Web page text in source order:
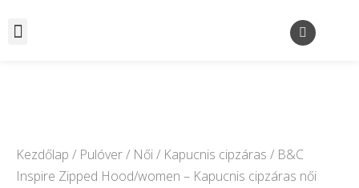
Kezdőlap / Pulóver/ Női/ Kapucnis cipzáras / B&C
Inspire Zipped Hood/women – Kapucnis cipzáras női